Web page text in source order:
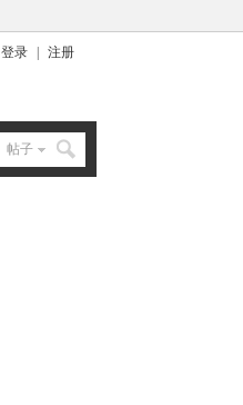
登录 注册
帖子